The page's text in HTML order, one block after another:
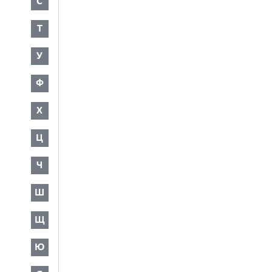
Т
У
Ф
Х
Ц
Ч
Ш
Щ
Ю